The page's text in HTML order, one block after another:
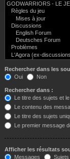
Rechercher dans les
Oui
Non
Rechercher dans :
Le titre des sujets et
Le contenu des
Le titre des sujets
Le premier message
Afficher les résultats
Messages
Sujets